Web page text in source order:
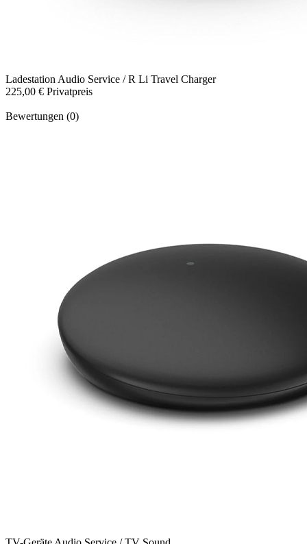
Ladestation Audio Service / R Li Travel Charger
225,00 € Privatpreis
Bewertungen (0)